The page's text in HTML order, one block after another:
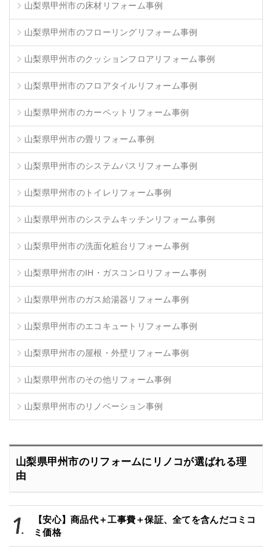
山梨県甲州市の床材リフォーム事例
山梨県甲州市のフローリングリフォーム事例
山梨県甲州市のクッションフロアリフォーム事例
山梨県甲州市のフロアタイルリフォーム事例
山梨県甲州市のカーペットリフォーム事例
山梨県甲州市の畳リフォーム事例
山梨県甲州市のシステムバスリフォーム事例
山梨県甲州市のトイレリフォーム事例
山梨県甲州市のシステムキッチンリフォーム事例
山梨県甲州市の洗面化粧台リフォーム事例
山梨県甲州市のIH・ガスコンロリフォーム事例
山梨県甲州市のガス給湯器リフォーム事例
山梨県甲州市のエコキュートリフォーム事例
山梨県甲州市の屋根・外壁リフォーム事例
山梨県甲州市のその他リフォーム事例
山梨県甲州市のリノベーション事例
山梨県甲州市のリフォームにリノコが選ばれる理
由
【安心】商品代＋工事費＋保証、全てを含んだコミコ
ミ価格